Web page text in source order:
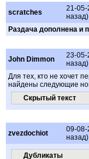
scratches
21-05-
назад)
Раздача дополнена и
John Dimmon
23-05-
назад)
Для тех, кто не хочет
найдены следующие
Скрытый текст
zvezdochiot
09-08-
назад)
Дубликаты